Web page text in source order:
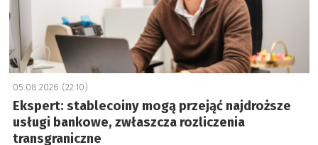
05.08.2026 (22:10)
Ekspert: stablecoiny mogą przejąć najdroższe
usługi bankowe, zwłaszcza rozliczenia
transgraniczne